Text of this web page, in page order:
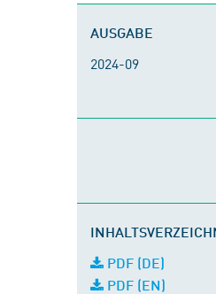
AUSGABE
2024-09
PDF (DE)
PDF (EN)